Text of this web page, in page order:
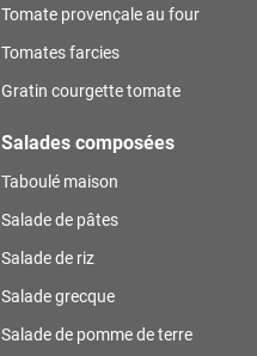
Tomate provençale au four
Tomates farcies
Gratin courgette tomate
Salades composées
Taboulé maison
Salade de pâtes
Salade de riz
Salade grecque
Salade de pomme de terre